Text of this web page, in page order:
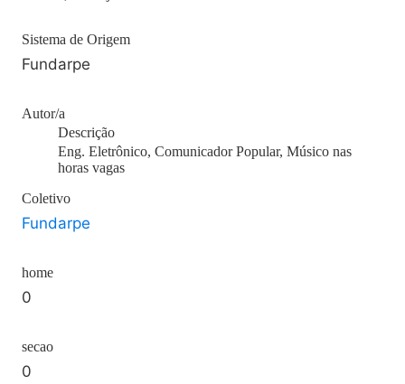
Sistema de Origem
Fundarpe
Autor/a
Descrição
Eng. Eletrônico, Comunicador Popular, Músico nas
horas vagas
Coletivo
Fundarpe
home
0
secao
0